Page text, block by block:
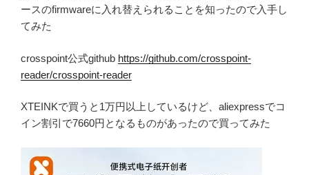
ースのfirmwareに入れ替えられることを知ったので入手し
てみた
crosspoint公式github https://github.com/crosspoint-
reader/crosspoint-reader
XTEINKで買うと1万円以上しているけど、aliexpressでコ
イン割引で7660円となるものがあったので買ってみた